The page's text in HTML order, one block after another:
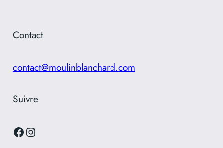
Contact
contact@moulinblanchard.com
Suivre
Facebook Instagram